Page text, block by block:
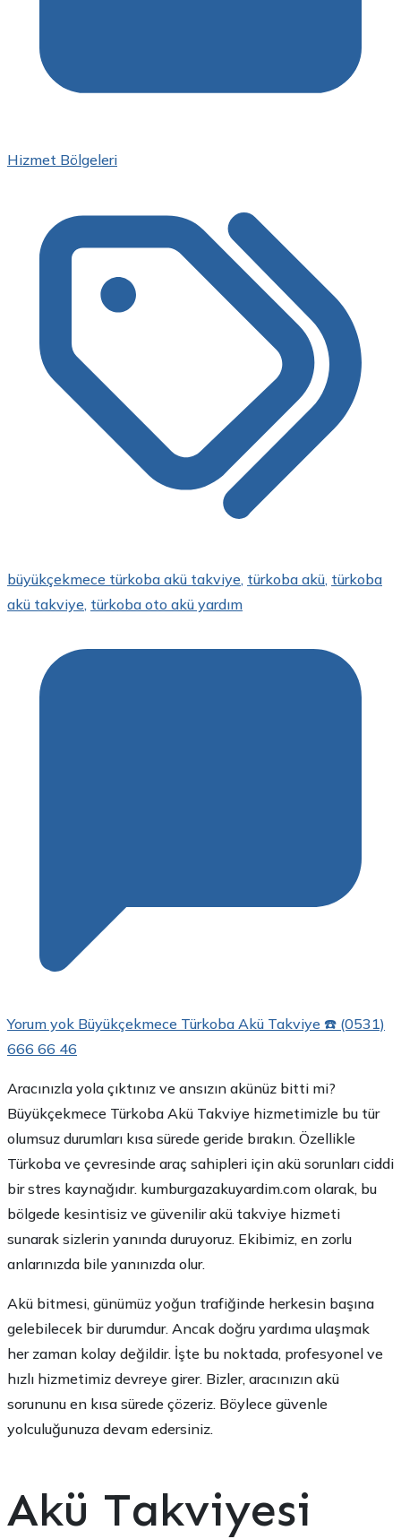
Hizmet Bölgeleri
büyükçekmece türkoba akü takviye, türkoba akü, türkoba
akü takviye, türkoba oto akü yardım
Yorum yok Büyükçekmece Türkoba Akü Takviye ☎️ (0531)
666 66 46
Aracınızla yola çıktınız ve ansızın akünüz bitti mi?
Büyükçekmece Türkoba Akü Takviye hizmetimizle bu tür
olumsuz durumları kısa sürede geride bırakın. Özellikle
Türkoba ve çevresinde araç sahipleri için akü sorunları ciddi
bir stres kaynağıdır. kumburgazakuyardim.com olarak, bu
bölgede kesintisiz ve güvenilir akü takviye hizmeti
sunarak sizlerin yanında duruyoruz. Ekibimiz, en zorlu
anlarınızda bile yanınızda olur.
Akü bitmesi, günümüz yoğun trafiğinde herkesin başına
gelebilecek bir durumdur. Ancak doğru yardıma ulaşmak
her zaman kolay değildir. İşte bu noktada, profesyonel ve
hızlı hizmetimiz devreye girer. Bizler, aracınızın akü
sorununu en kısa sürede çözeriz. Böylece güvenle
yolculuğunuza devam edersiniz.
Akü Takviyesi